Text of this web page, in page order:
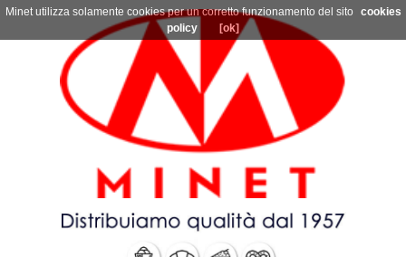
Minet utilizza solamente cookies per un corretto funzionamento del sito
cookies
policy
[ok]